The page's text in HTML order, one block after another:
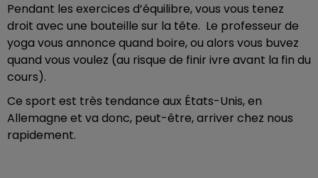
Pendant les exercices d’équilibre, vous vous tenez
droit avec une bouteille sur la tête. Le professeur de
yoga vous annonce quand boire, ou alors vous buvez
quand vous voulez (au risque de finir ivre avant la fin du
cours).
Ce sport est très tendance aux États-Unis, en
Allemagne et va donc, peut-être, arriver chez nous
rapidement.